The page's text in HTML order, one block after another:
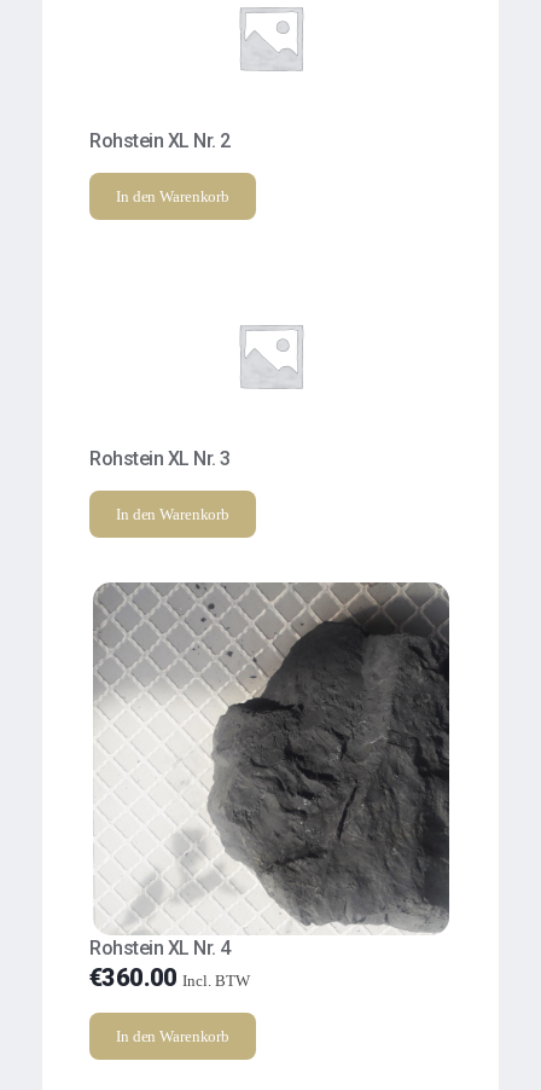
Rohstein XL Nr. 2
In den Warenkorb
Rohstein XL Nr. 3
In den Warenkorb
Rohstein XL Nr. 4
€360.00 Incl. BTW
In den Warenkorb